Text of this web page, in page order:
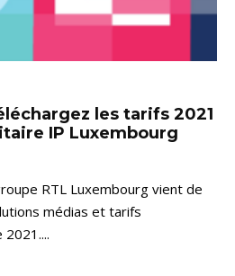
les tarifs 2021
IP Luxembourg
RTL Luxembourg vient de
médias et tarifs
2021....